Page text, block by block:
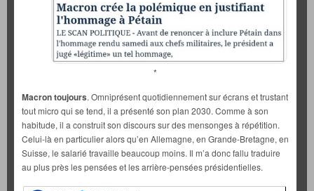
*
Macron toujours. Omniprésent quotidiennement sur écrans et trustant
tout micro qui se tend, il a présenté son plan 2030. Comme à son
habitude, il a construit son discours sur des mensonges à répétition.
Celui-là en particulier alors qu’en Allemagne, en Grande-Bretagne, en
Suisse, le salarié travaille beaucoup moins. Il m’a donc fallu traduire
au plus près les pensées et les arrière-pensées présidentielles.